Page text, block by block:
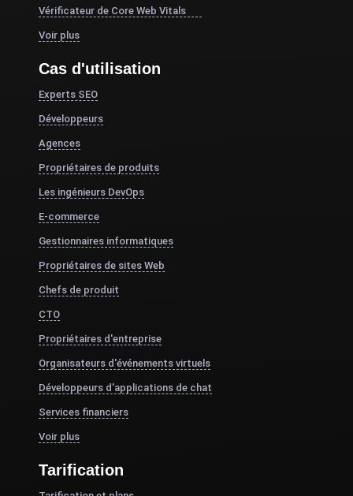
Vérificateur de Core Web Vitals
Voir plus
Cas d'utilisation
Experts SEO
Développeurs
Agences
Propriétaires de produits
Les ingénieurs DevOps
E-commerce
Gestionnaires informatiques
Propriétaires de sites Web
Chefs de produit
CTO
Propriétaires d'entreprise
Organisateurs d'événements virtuels
Développeurs d'applications de chat
Services financiers
Voir plus
Tarification